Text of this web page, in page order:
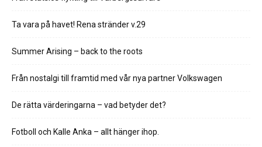
Ta vara på havet! Rena stränder v.29
Summer Arising – back to the roots
Från nostalgi till framtid med vår nya partner Volkswagen
De rätta värderingarna – vad betyder det?
Fotboll och Kalle Anka – allt hänger ihop.